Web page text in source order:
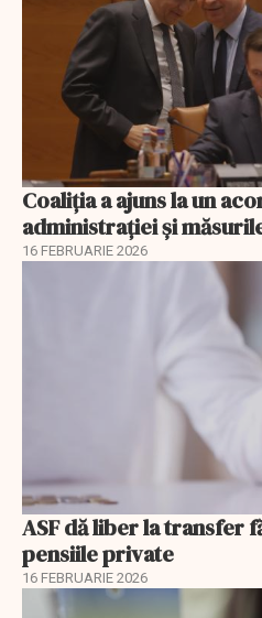
Coaliția a ajuns la un
administrației și
16 FEBRUARIE 2026
ASF dă liber la transfer
pensiile private
16 FEBRUARIE 2026